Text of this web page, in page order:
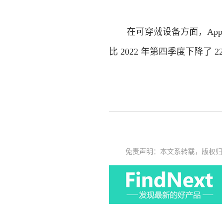
在可穿戴设备方面，
比 2022 年第四季度下降了
免责声明：本文系转载，版权